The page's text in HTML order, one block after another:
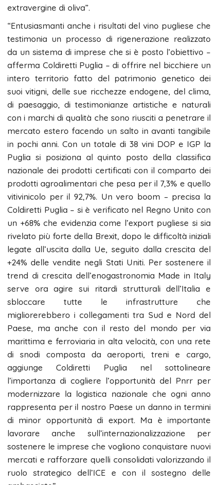
extravergine di oliva”.
“Entusiasmanti anche i risultati del vino pugliese che
testimonia un processo di rigenerazione realizzato
da un sistema di imprese che si è posto l’obiettivo –
afferma Coldiretti Puglia – di offrire nel bicchiere un
intero territorio fatto del patrimonio genetico dei
suoi vitigni, delle sue ricchezze endogene, del clima,
di paesaggio, di testimonianze artistiche e naturali
con i marchi di qualità che sono riusciti a penetrare il
mercato estero facendo un salto in avanti tangibile
in pochi anni. Con un totale di 38 vini DOP e IGP la
Puglia si posiziona al quinto posto della classifica
nazionale dei prodotti certificati con il comparto dei
prodotti agroalimentari che pesa per il 7,3% e quello
vitivinicolo per il 92,7%. Un vero boom – precisa la
Coldiretti Puglia – si è verificato nel Regno Unito con
un +68% che evidenzia come l’export pugliese si sia
rivelato più forte della Brexit, dopo le difficoltà iniziali
legate all’uscita dalla Ue, seguito dalla crescita del
+24% delle vendite negli Stati Uniti. Per sostenere il
trend di crescita dell’enogastronomia Made in Italy
serve ora agire sui ritardi strutturali dell’Italia e
sbloccare tutte le infrastrutture che
migliorerebbero i collegamenti tra Sud e Nord del
Paese, ma anche con il resto del mondo per via
marittima e ferroviaria in alta velocità, con una rete
di snodi composta da aeroporti, treni e cargo,
aggiunge Coldiretti Puglia nel sottolineare
l’importanza di cogliere l’opportunità del Pnrr per
modernizzare la logistica nazionale che ogni anno
rappresenta per il nostro Paese un danno in termini
di minor opportunità di export. Ma è importante
lavorare anche sull’internazionalizzazione per
sostenere le imprese che vogliono conquistare nuovi
mercati e rafforzare quelli consolidati valorizzando il
ruolo strategico dell’ICE e con il sostegno delle